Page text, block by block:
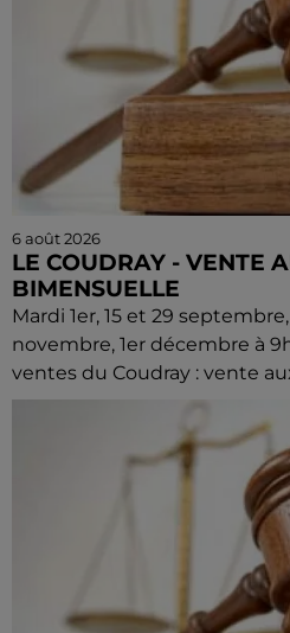
6 août 2026
LE COUDRAY - VENTE
BIMENSUELLE
Mardi 1er, 15 et 29
novembre, 1er décembre à
ventes du Coudray : vente